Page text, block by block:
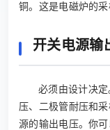
铜。这是电磁炉的采
开关电源输
必须由设计决
压、二极管耐压和
源的输出电压。你